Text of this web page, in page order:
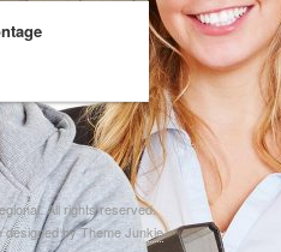
. All rights reserved.
designed byTheme Junkie